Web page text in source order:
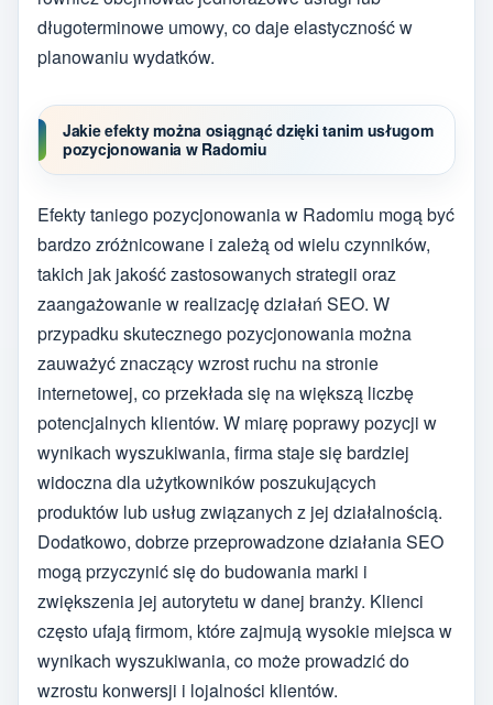
długoterminowe umowy, co daje elastyczność w
planowaniu wydatków.
Jakie efekty można osiągnąć dzięki tanim usługom
pozycjonowania w Radomiu
Efekty taniego pozycjonowania w Radomiu mogą być
bardzo zróżnicowane i zależą od wielu czynników,
takich jak jakość zastosowanych strategii oraz
zaangażowanie w realizację działań SEO. W
przypadku skutecznego pozycjonowania można
zauważyć znaczący wzrost ruchu na stronie
internetowej, co przekłada się na większą liczbę
potencjalnych klientów. W miarę poprawy pozycji w
wynikach wyszukiwania, firma staje się bardziej
widoczna dla użytkowników poszukujących
produktów lub usług związanych z jej działalnością.
Dodatkowo, dobrze przeprowadzone działania SEO
mogą przyczynić się do budowania marki i
zwiększenia jej autorytetu w danej branży. Klienci
często ufają firmom, które zajmują wysokie miejsca w
wynikach wyszukiwania, co może prowadzić do
wzrostu konwersji i lojalności klientów.